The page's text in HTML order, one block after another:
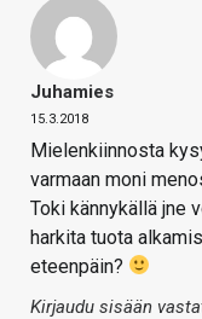
Juhamies
15.3.2018
Mielenkiinnosta
varmaan moni
Toki kännykällä jne
harkita tuota
eteenpäin?
Kirjaudu sisään